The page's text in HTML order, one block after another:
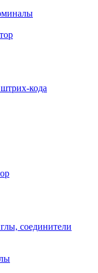
кода
соединители